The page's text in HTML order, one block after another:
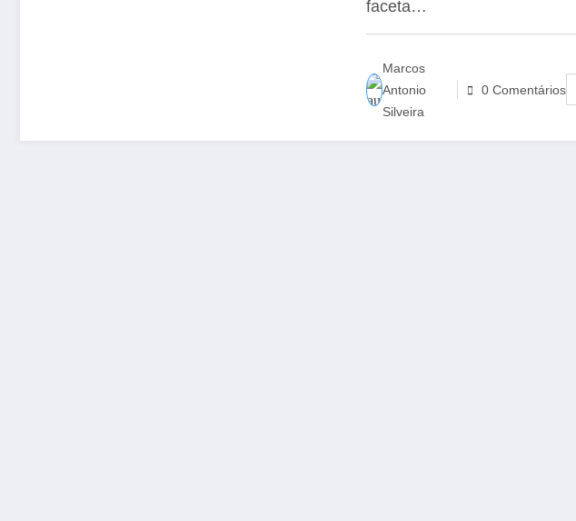
faceta…
Marcos
Antonio
Silveira
0 Comentários